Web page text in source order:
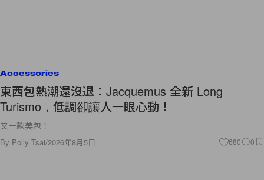
Accessories
東西包熱潮還沒退：Jacquemus 全新 Long
Turismo，低調卻讓人一眼心動！
又一款美包！
By Polly Tsai/2026年8月5日 680 0